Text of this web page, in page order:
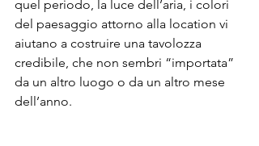
quel periodo, la luce dell’aria, i colori
del paesaggio attorno alla location vi
aiutano a costruire una tavolozza
credibile, che non sembri “importata”
da un altro luogo o da un altro mese
dell’anno.